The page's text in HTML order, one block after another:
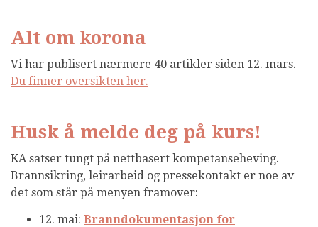
Alt om korona
Vi har publisert nærmere 40 artikler siden 12. mars.
Du finner oversikten her.
Husk å melde deg på kurs!
KA satser tungt på nettbasert kompetanseheving.
Brannsikring, leirarbeid og pressekontakt er noe av
det som står på menyen framover:
12. mai: Branndokumentasjon for